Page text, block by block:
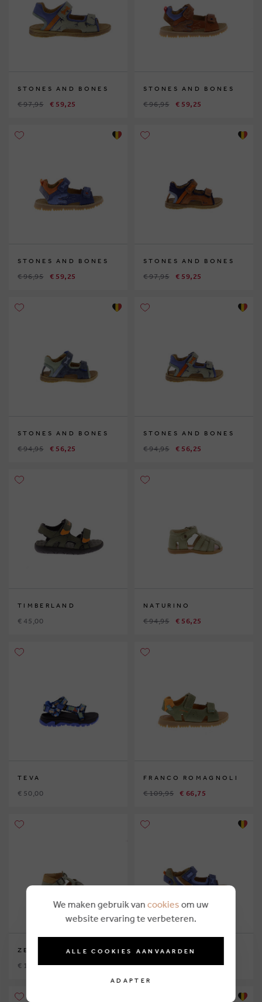
STONES AND BONES
€ 97,95 € 59,25
STONES AND BONES
€ 96,95 € 59,25
STONES AND BONES
€ 96,95 € 59,25
STONES AND BONES
€ 97,95 € 59,25
STONES AND BONES
€ 94,95 € 56,25
STONES AND BONES
€ 94,95 € 56,25
TIMBERLAND
€ 45,00
NATURINO
€ 94,95 € 56,25
TEVA
€ 50,00
FRANCO ROMAGNOLI
€ 109,95 € 66,75
ZECCHINO D'ORO
€ 104,95
STONES AND BONES
€ 99,95 € 59,25
We maken gebruik van cookies om uw
website ervaring te verbeteren.
ALLE COOKIES AANVAARDEN
ADAPTER